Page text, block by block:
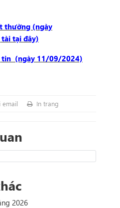
thường (ngày
tại đây)
tin (ngày 11/09/2024)
email In trang